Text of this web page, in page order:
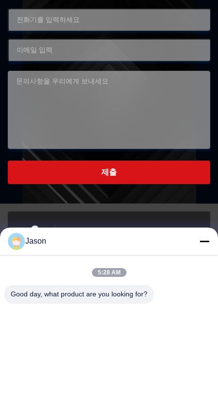
제출
주소
이메일
youtongsales@gmail.com
Jason
5:28 AM
Good day, what product are you looking for?